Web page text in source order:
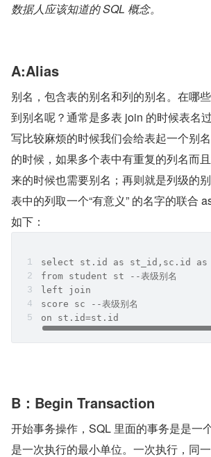
数据人应该知道的 SQL 概念。
A:Alias
别名，包含表的别名和列的别名。在哪
到别名呢？通常是多表 join 的时候表名
写比较麻烦的时候我们会给表起一个别
的时候，如果多个表中有重复的列名而
来的时候也需要别名；再则就是列级的
表中的列取一个“有意义” 的名字的联合
如下：
select st.id as st_id,sc.id as
from student st --表级别名
left join
score sc --表级别名
on st.id=st.id
B：Begin Transaction
开始事务操作，SQL 里面的事务是是一
是一次执行的最小单位。一次执行，同